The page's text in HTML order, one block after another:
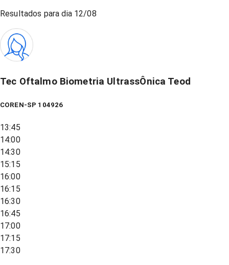
Resultados para dia 12/08
Tec Oftalmo Biometria UltrassÔnica Teod
COREN-SP 104926
13:45
14:00
14:30
15:15
16:00
16:15
16:30
16:45
17:00
17:15
17:30